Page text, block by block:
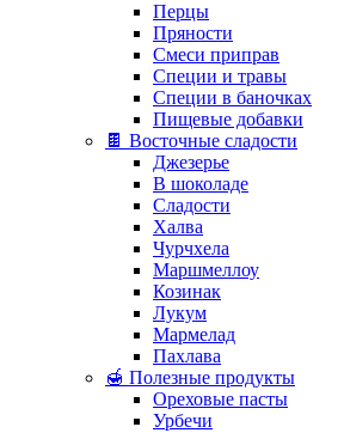
Перцы
Пряности
Смеси приправ
Специи и травы
Специи в баночках
Пищевые добавки
🍫 Восточные сладости
Джезерье
В шоколаде
Сладости
Халва
Чурчхела
Маршмеллоу
Козинак
Лукум
Мармелад
Пахлава
🍯 Полезные продукты
Ореховые пасты
Урбечи